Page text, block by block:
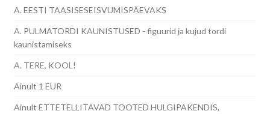
A. EESTI TAASISESEISVUMISPÄEVAKS
A. PULMATORDI KAUNISTUSED - figuurid ja kujud tordi
kaunistamiseks
A. TERE, KOOL!
Ainult 1 EUR
Ainult ETTETELLITAVAD TOOTED HULGIPAKENDIS,